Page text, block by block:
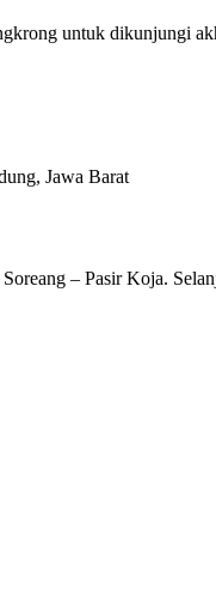
untuk dikunjungi
Jawa Barat
– Pasir Koja.